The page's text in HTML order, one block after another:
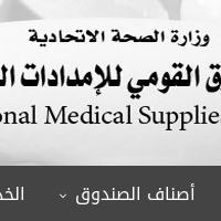
أصناف الصندوق